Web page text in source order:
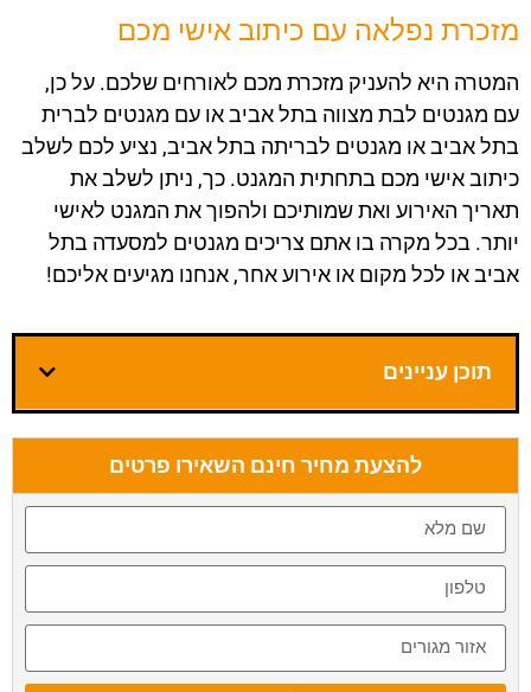
מזכרת נפלאה עם כיתוב אישי מכם
המטרה היא להעניק מזכרת מכם לאורחים שלכם. על כן,
עם מגנטים לבת מצווה בתל אביבאו עם מגנטים לברית
בתל אביבאו מגנטים לבריתה בתל אביב, נציע לכם לשלב
כיתוב אישי מכם בתחתית המגנט. כך, ניתן לשלב את
תאריך האירוע ואת שמותיכם ולהפוך את המגנט לאישי
יותר. בכל מקרה בו אתם צריכים מגנטים למסעדה בתל
אביבאו לכל מקום או אירוע אחר, אנחנו מגיעים אליכם!
תוכן עניינים
להצעת מחיר חינם השאירו פרטים